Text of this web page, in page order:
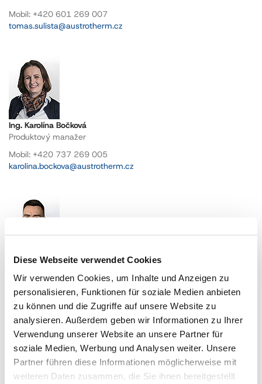
Diese Webseite verwendet Cookies
Wir verwenden Cookies, um Inhalte und Anzeigen zu
personalisieren, Funktionen für soziale Medien anbieten
zu können und die Zugriffe auf unsere Website zu
analysieren. Außerdem geben wir Informationen zu Ihrer
Verwendung unserer Website an unsere Partner für
soziale Medien, Werbung und Analysen weiter. Unsere
Partner führen diese Informationen möglicherweise mit
weiteren Daten zusammen, die Sie ihnen bereitgestellt
Mobil: +420 601 269 007
tomas.sulista@austrotherm.cz
Ing. Karolína Bočková
Produktový manažer
Mobil: +420 737 269 005
karolina.bockova@austrotherm.cz
Bc. Marek Matejčík
Technický projektový manažer
+420 601 269 005
marek.matejcik@austrotherm.cz